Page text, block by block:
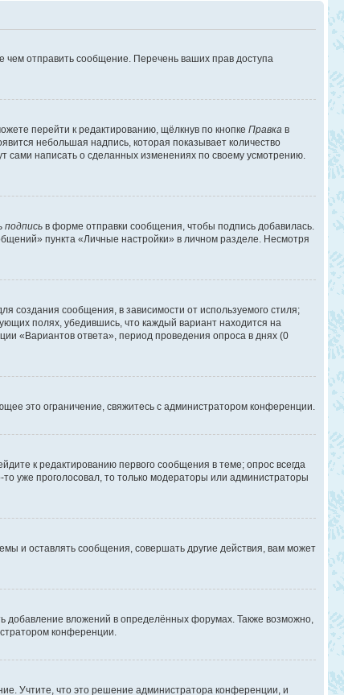
отправить сообщение. Перечень ваших прав доступа
перейти к редактированию, щёлкнув по кнопке Правка в
небольшая надпись, которая показывает количество
сами написать о сделанных изменениях по своему усмотрению.
подпись в форме отправки сообщения, чтобы подпись добавилась.
пункта «Личные настройки» в личном разделе. Несмотря
создания сообщения, в зависимости от используемого стиля;
полях, убедившись, что каждый вариант находится на
«Вариантов ответа», период проведения опроса в днях (0
это ограничение, свяжитесь с администратором конференции.
к редактированию первого сообщения в теме; опрос всегда
уже проголосовал, то только модераторы или администраторы
и оставлять сообщения, совершать другие действия, вам может
вложений в определённых форумах. Также возможно,
конференции.
Учтите, что это решение администратора конференции, и